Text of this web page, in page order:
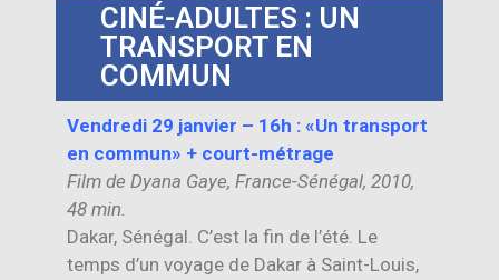
CINÉ-ADULTES : UN
TRANSPORT EN
COMMUN
Vendredi 29 janvier – 16h : «Un transport
en commun» + court-métrage
Film de Dyana Gaye, France-Sénégal, 2010,
48 min.
Dakar, Sénégal. C’est la fin de l’été. Le
temps d’un voyage de Dakar à Saint-Louis,